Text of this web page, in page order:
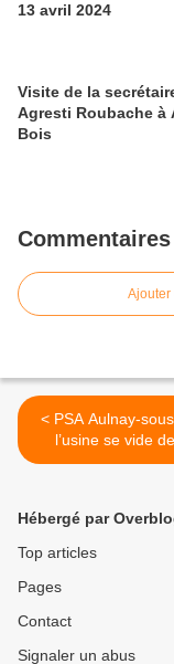
13 avril 2024
Visite de la
Agresti Roubache à
Bois
Commentaires
Ajouter
< PSA Aulnay-sous-Bois :
l’usine se vide
intérimaires
Hébergé par
Top articles
Pages
Contact
Signaler un abus